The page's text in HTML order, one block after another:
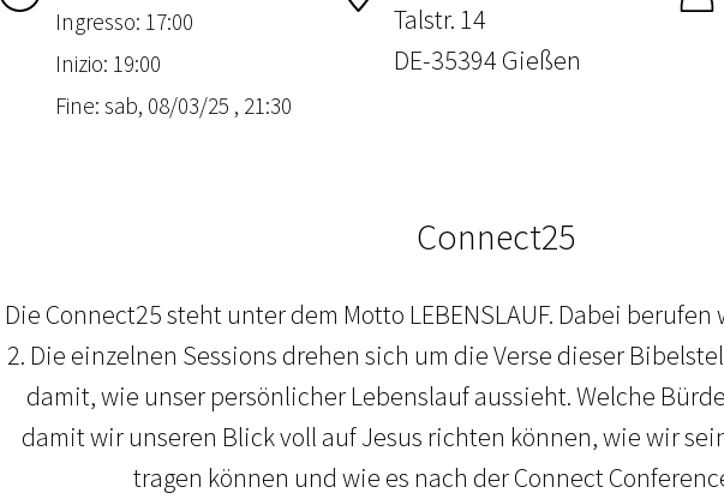
Ingresso: 17:00
Inizio: 19:00
Fine: sab, 08/03/25 , 21:30
Talstr. 14
DE-35394 Gießen
Connect25
Die Connect25 steht unter dem Motto LEBENSLAUF. Dabei
2. Die einzelnen Sessions drehen sich um die Verse dieser
damit, wie unser persönlicher Lebenslauf aussieht. Welche
damit wir unseren Blick voll auf Jesus richten können, wie wir
tragen können und wie es nach der Connect